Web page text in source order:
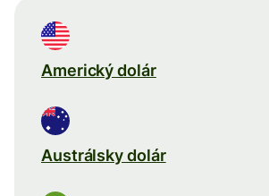
Americký dolár
Austrálsky dolár